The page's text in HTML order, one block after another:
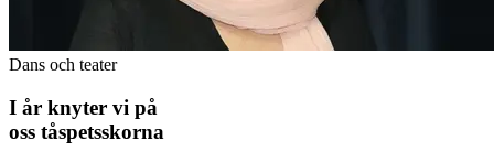
Dans och teater
I år knyter vi på
oss tåspetsskorna